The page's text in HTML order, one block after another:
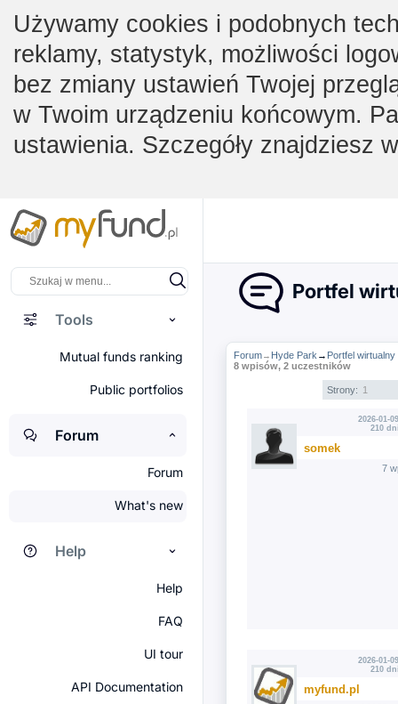
Używamy cookies i podobnych
reklamy, statystyk, możliwości
bez zmiany ustawień Twojej
w Twoim urządzeniu końcowym.
ustawienia. Szczegóły znajdziesz
Tools
Mutual funds ranking
Public portfolios
Forum
Forum
What's new
Help
Help
FAQ
UI tour
API Documentation
Portfel
Forum→ Hyde Park → Portfel
8 wpisów, 2 uczestników
Strony: 1
2026-01-
210
somek
7
2026-01-
210
myfund.pl